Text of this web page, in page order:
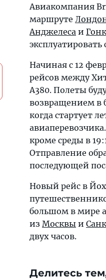
Авиакомпания
маршруте
Анджелеса и
Начиная с 12
рейсов между
A380. Полеты
возвращением в
когда стартует
кроме среды в
Отправление
последующей
Новый рейс в
большом в мире
из Москвы и
двух часов.
Делитесь